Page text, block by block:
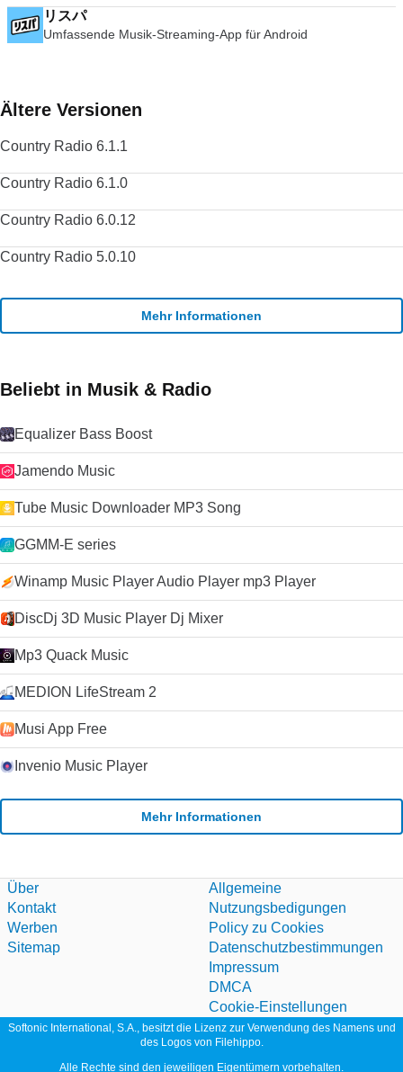
リスパ
Umfassende Musik-Streaming-App für Android
Ältere Versionen
Country Radio 6.1.1
Country Radio 6.1.0
Country Radio 6.0.12
Country Radio 5.0.10
Mehr Informationen
Beliebt in Musik & Radio
Equalizer Bass Boost
Jamendo Music
Tube Music Downloader MP3 Song
GGMM-E series
Winamp Music Player Audio Player mp3 Player
DiscDj 3D Music Player Dj Mixer
Mp3 Quack Music
MEDION LifeStream 2
Musi App Free
Invenio Music Player
Mehr Informationen
Über
Kontakt
Werben
Sitemap
Allgemeine
Nutzungsbedigungen
Policy zu Cookies
Datenschutzbestimmungen
Impressum
DMCA
Cookie-Einstellungen
Softonic International, S.A., besitzt die Lizenz zur Verwendung des Namens und
des Logos von Filehippo.
Alle Rechte sind den jeweiligen Eigentümern vorbehalten.